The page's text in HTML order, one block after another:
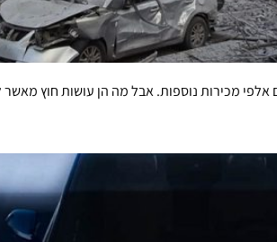
אלפי מכירות נוספות. אבל מה הן עושות חוץ